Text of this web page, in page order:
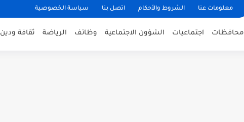
معلومات عنا الشروط والأحكام اتصل بنا سياسة الخصوصية
محافظات اجتماعيات الشؤون الاجتماعية وظائف الرياضة ثقافة ودين